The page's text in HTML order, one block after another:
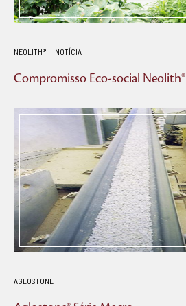
NEOLITH® NOTÍCIA
Compromisso Eco-social Neolith®
AGLOSTONE